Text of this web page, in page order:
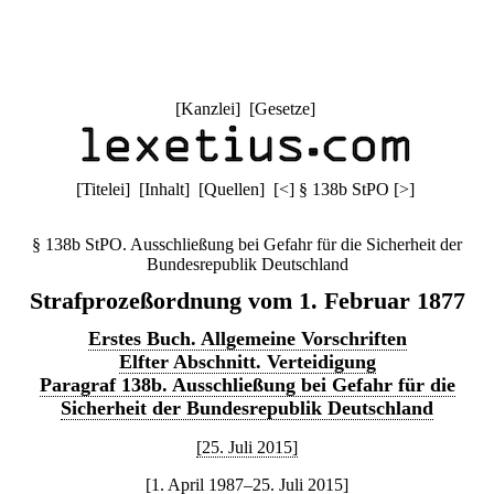
[Kanzlei] [Gesetze]
[Titelei] [Inhalt] [Quellen] [<] § 138b StPO [>]
§ 138b StPO. Ausschließung bei Gefahr für die Sicherheit der
Bundesrepublik Deutschland
Strafprozeßordnung vom 1. Februar 1877
Erstes Buch. Allgemeine Vorschriften
Elfter Abschnitt. Verteidigung
Paragraf 138b. Ausschließung bei Gefahr für die
Sicherheit der Bundesrepublik Deutschland
[25. Juli 2015]
[1. April 1987–25. Juli 2015]